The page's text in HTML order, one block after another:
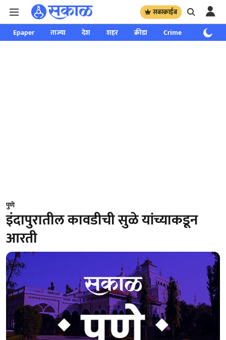
सबस्क्राईब
Epaper ताज्या देश शहर क्रीडा Crime साप्ताहिक
पुणे
इंदापुरातील कावडीची सुळे यांच्याकडून
आरती